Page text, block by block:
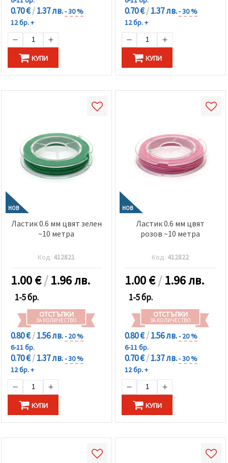
0.70 €/1.37 лв.- 30 %
12 бр. +
КУПИ
0.70 €/1.37 лв.- 30 %
12 бр. +
КУПИ
НОВ
Ластик 0.6 мм цвят зелен
~10 метра
Код: 412821
1.00€/1.96 лв.
1-5 бр.
ОТСТЪПКИ
ЗА КОЛИЧЕСТВО
0.80 €/1.56 лв.- 20 %
6-11 бр.
0.70 €/1.37 лв.- 30 %
12 бр. +
КУПИ
НОВ
Ластик 0.6 мм цвят
розов ~10 метра
Код: 412822
1.00€/1.96 лв.
1-5 бр.
ОТСТЪПКИ
ЗА КОЛИЧЕСТВО
0.80 €/1.56 лв.- 20 %
6-11 бр.
0.70 €/1.37 лв.- 30 %
12 бр. +
КУПИ